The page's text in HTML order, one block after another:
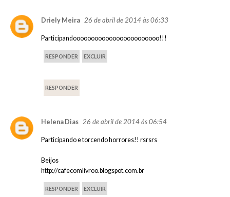
Driely Meira 26 de abril de 2014 às 06:33
Participandoooooooooooooooooooooooo!!!
RESPONDER EXCLUIR
RESPONDER
Helena Dias 26 de abril de 2014 às 06:54
Participando e torcendo horrores!! rsrsrs
Beijos
http://cafecomlivroo.blogspot.com.br
RESPONDER EXCLUIR